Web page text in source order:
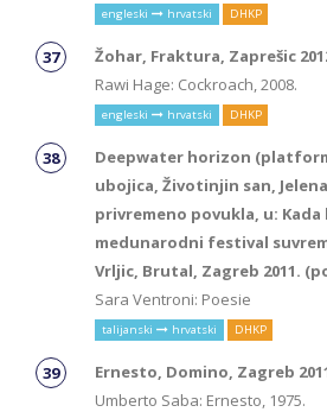
engleski hrvatski DHKP
Žohar, Fraktura, Zaprešic
Rawi Hage: Cockroach, 2008.
engleski hrvatski DHKP
Deepwater horizon
ubojica, Životinjin san,
privremeno povukla, u:
medunarodni festival
Vrljic, Brutal, Zagreb 2011.
Sara Ventroni: Poesie
talijanski hrvatski DHKP
Ernesto, Domino, Zagreb
Umberto Saba: Ernesto, 1975.